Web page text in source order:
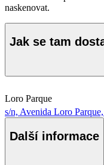
naskenovat.
Jak se tam
Loro Parque
s/n, Avenida Loro
Další informace